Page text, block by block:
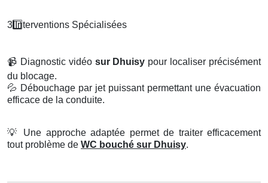
3️Interventions Spécialisées
📹 Diagnostic vidéo sur Dhuisy pour localiser précisément
du blocage.
💦 Débouchage par jet puissant permettant une évacuation
efficace de la conduite.
💡
Une approche adaptée permet de traiter efficacement
tout problème de WC bouché sur Dhuisy.